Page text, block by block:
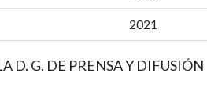
2021
D. G. DE PRENSA Y DIFUSIÓN